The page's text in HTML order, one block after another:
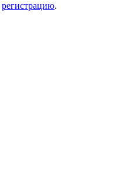
регистрацию.